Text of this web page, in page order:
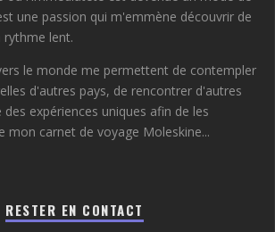
une passion qui m'emmène découvrir de
rythme lent.
le monde me permettent de contempler
d'autres pays, de rencontrer d'autres
expériences uniques afin de les
mon carnet de voyage Moleskine...
RESTER EN CONTACT